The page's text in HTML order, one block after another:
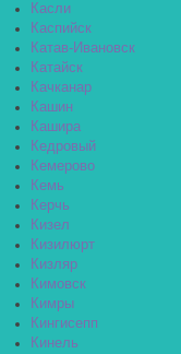
Касли
Каспийск
Катав-Ивановск
Катайск
Качканар
Кашин
Кашира
Кедровый
Кемерово
Кемь
Керчь
Кизел
Кизилюрт
Кизляр
Кимовск
Кимры
Кингисепп
Кинель